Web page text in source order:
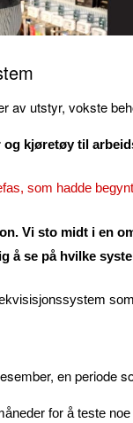
av utstyr, vokste
og kjøretøy til
som hadde
Vi sto midt i en
å se på hvilke
en periode
for å teste